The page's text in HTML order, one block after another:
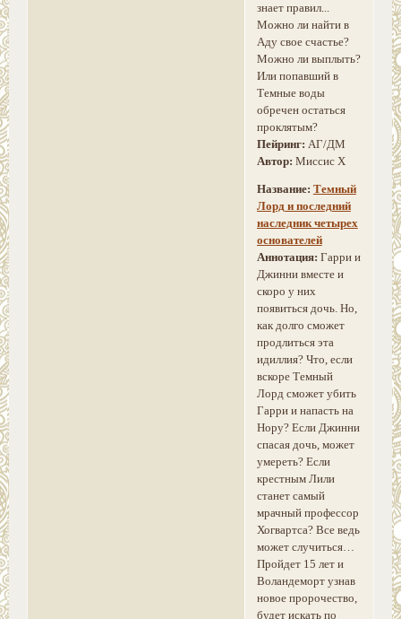
знает правил...
Можно ли найти в
Аду свое счастье?
Можно ли выплыть?
Или попавший в
Темные воды
обречен остаться
проклятым?
Пейринг: АГ/ДМ
Автор: Миссис Х
Название: Темный
Лорд и последний
наследник четырех
основателей
Аннотация: Гарри и
Джинни вместе и
скоро у них
появиться дочь. Но,
как долго сможет
продлиться эта
идиллия? Что, если
вскоре Темный
Лорд сможет убить
Гарри и напасть на
Нору? Если Джинни
спасая дочь, может
умереть? Если
крестным Лили
станет самый
мрачный профессор
Хогвартса? Все ведь
может случиться…
Пройдет 15 лет и
Воландеморт узнав
новое пророчество,
будет искать по